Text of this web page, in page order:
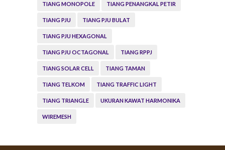
TIANG MONOPOLE TIANG PENANGKAL PETIR
TIANG PJU TIANG PJU BULAT
TIANG PJU HEXAGONAL
TIANG PJU OCTAGONAL TIANG RPPJ
TIANG SOLAR CELL TIANG TAMAN
TIANG TELKOM TIANG TRAFFIC LIGHT
TIANG TRIANGLE UKURAN KAWAT HARMONIKA
WIREMESH